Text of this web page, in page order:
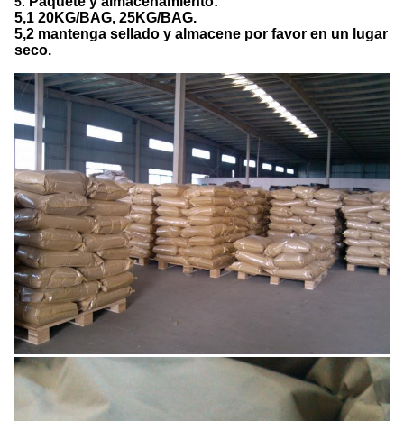
5,1 20KG/BAG, 25KG/BAG.
5,2 mantenga sellado y almacene por favor en un lugar
seco.